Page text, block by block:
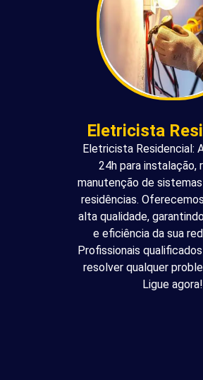
Eletricista
Eletricista Residencial:
24h para instalação,
manutenção de
residências.
alta qualidade,
e eficiência da sua
Profissionais
resolver qualquer
Ligue agora!